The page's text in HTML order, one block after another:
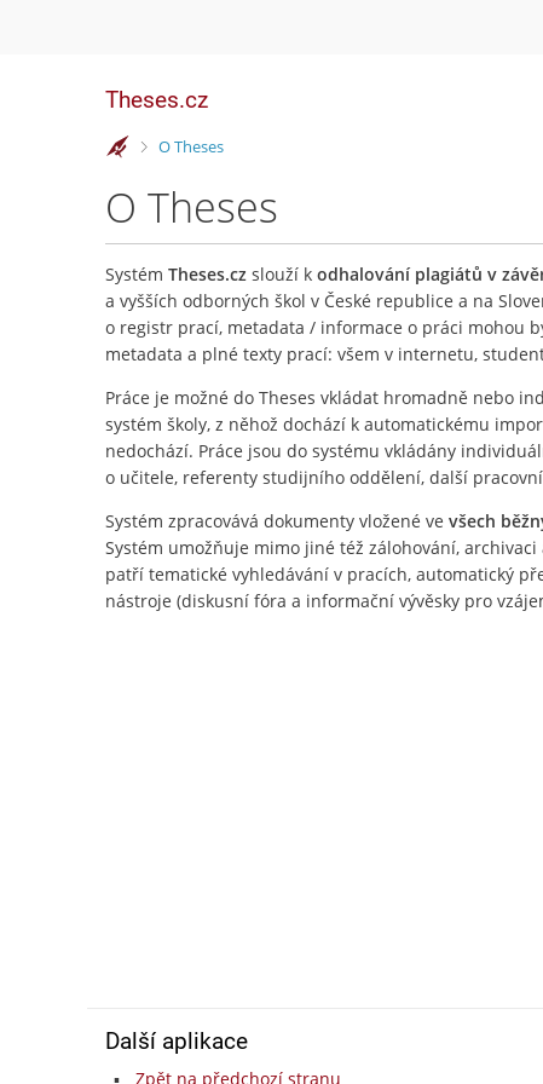
Theses.cz
>
O Theses
O Theses
Systém Theses.cz slouží k odhalování plagiátů v
a vyšších odborných škol v České republice a na
o registr prací, metadata / informace o práci mohou
metadata a plné texty prací: všem v internetu,
Práce je možné do Theses vkládat hromadně nebo
systém školy, z něhož dochází k automatickému
nedochází. Práce jsou do systému vkládány
o učitele, referenty studijního oddělení, další
Systém zpracovává dokumenty vložené ve všech
Systém umožňuje mimo jiné též zálohování,
patří tematické vyhledávání v pracích, automatický
nástroje (diskusní fóra a informační vývěsky pro
Další aplikace
Zpět na předchozí stranu